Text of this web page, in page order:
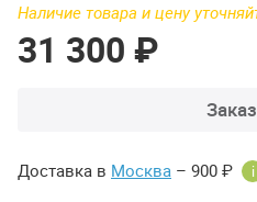
Наличие товара и цену
31 300 ₽
Доставка в Москва – 900 ₽ i